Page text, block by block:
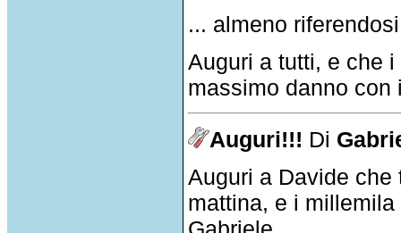
... almeno
Auguri a tutti, e che
massimo danno con
Auguri!!! Di
Auguri a Davide
mattina, e i